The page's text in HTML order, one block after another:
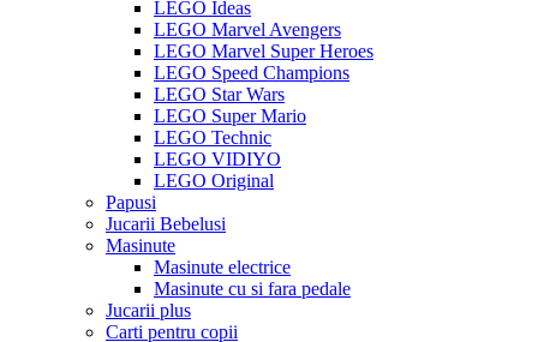
LEGO Ideas
LEGO Marvel Avengers
LEGO Marvel Super Heroes
LEGO Speed Champions
LEGO Star Wars
LEGO Super Mario
LEGO Technic
LEGO VIDIYO
LEGO Original
Papusi
Jucarii Bebelusi
Masinute
Masinute electrice
Masinute cu si fara pedale
Jucarii plus
Carti pentru copii